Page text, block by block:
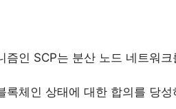
즘인 SCP는 분산 노드 네트워크
록체인 상태에 대한 합의를 당성